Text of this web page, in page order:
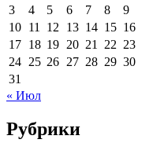
3
4 5 6 7 8
9
10 11 12 13 14 15 16
17 18 19 20 21 22 23
24 25 26 27 28 29 30
31
« Июл
Рубрики